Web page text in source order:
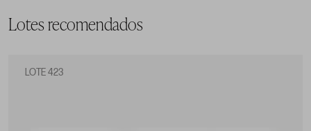
Lotes recomendados
LOTE 423